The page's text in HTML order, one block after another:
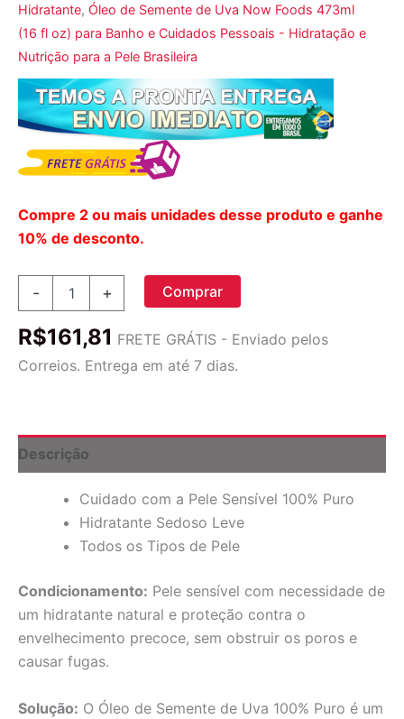
Hidratante, Óleo de Semente de Uva Now Foods 473ml
(16 fl oz) para Banho e Cuidados Pessoais - Hidratação e
Nutrição para a Pele Brasileira
Compre 2 ou mais unidades desse produto e ganhe
10% de desconto.
-
Óleo
Semente
ml
(16
quantidade
+ Comprar
R$161,81 FRETE GRÁTIS - Enviado pelos
Correios. Entrega em até 7 dias.
Descrição
Cuidado com a Pele Sensível 100% Puro
Hidratante Sedoso Leve
Todos os Tipos de Pele
Condicionamento: Pele sensível com necessidade de
um hidratante natural e proteção contra o
envelhecimento precoce, sem obstruir os poros e
causar fugas.
Solução: O Óleo de Semente de Uva 100% Puro é um